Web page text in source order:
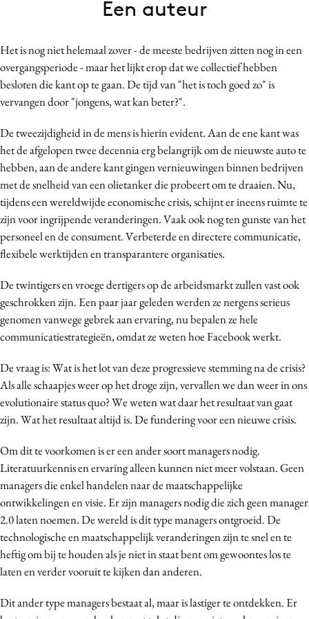
Carriere
Contentmarketing
Data & Insights
Design
Digital transformation
Diversiteit
Effectiviteit
Gedragsverandering
Influencer marketing
Interne communicatie
Martech
Media
Merkstrategie
PR
Programmatic
Purpose Marketing
Reputatie & crisis
Het is nog niet helemaal zover - de meeste bedrijven zitten nog in een
overgangsperiode - maar het lijkt erop dat we collectief hebben
besloten die kant op te gaan. De tijd van "het is toch goed zo" is
vervangen door "jongens, wat kan beter?".
De tweezijdigheid in de mens is hierin evident. Aan de ene kant was
het de afgelopen twee decennia erg belangrijk om de nieuwste auto te
hebben, aan de andere kant gingen vernieuwingen binnen bedrijven
met de snelheid van een olietanker die probeert om te draaien. Nu,
tijdens een wereldwijde economische crisis, schijnt er ineens ruimte te
zijn voor ingrijpende veranderingen. Vaak ook nog ten gunste van het
personeel en de consument. Verbeterde en directere communicatie,
flexibele werktijden en transparantere organisaties.
De twintigers en vroege dertigers op de arbeidsmarkt zullen vast ook
geschrokken zijn. Een paar jaar geleden werden ze nergens serieus
genomen vanwege gebrek aan ervaring, nu bepalen ze hele
communicatiestrategieën, omdat ze weten hoe Facebook werkt.
De vraag is: Wat is het lot van deze progressieve stemming na de crisis?
Als alle schaapjes weer op het droge zijn, vervallen we dan weer in ons
evolutionaire status quo? We weten wat daar het resultaat van gaat
zijn. Wat het resultaat altijd is. De fundering voor een nieuwe crisis.
Om dit te voorkomen is er een ander soort managers nodig.
Literatuurkennis en ervaring alleen kunnen niet meer volstaan. Geen
managers die enkel handelen naar de maatschappelijke
ontwikkelingen en visie. Er zijn managers nodig die zich geen manager
2.0 laten noemen. De wereld is dit type managers ontgroeid. De
technologische en maatschappelijk veranderingen zijn te snel en te
heftig om bij te houden als je niet in staat bent om gewoontes los te
laten en verder vooruit te kijken dan anderen.
Dit ander type managers bestaat al, maar is lastiger te ontdekken. Er
Een auteur